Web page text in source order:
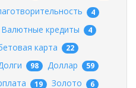
4
Валютные кредиты 4
карта 22
98 Доллар 59
19 Золото 6